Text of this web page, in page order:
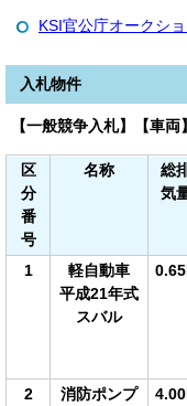
KSI官公庁オークシ
入札物件
【一般競争入札】【車両】
区
分
番
号
名称
総
気
1
軽自動車
平成21年式
スバル
2
消防ポンプ